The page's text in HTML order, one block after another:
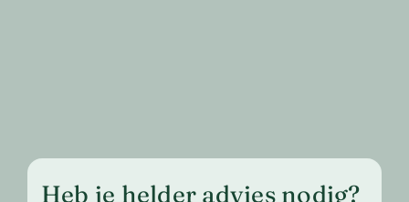
Heb je helder advies nodig?